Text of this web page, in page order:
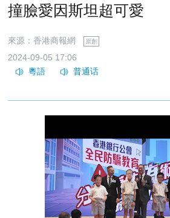
撞臉愛因斯坦超可愛
來源：香港商報網 原創
2024-09-05 17:06